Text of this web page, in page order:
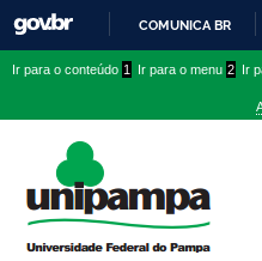
COMUNICA BR
conteúdo
menu
superior
menu
Ir para o conteúdo 1 Ir para o menu 2 Ir